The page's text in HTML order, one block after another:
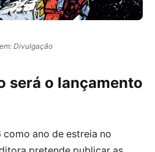
Divulgação
será o lançamento
ano de estreia no